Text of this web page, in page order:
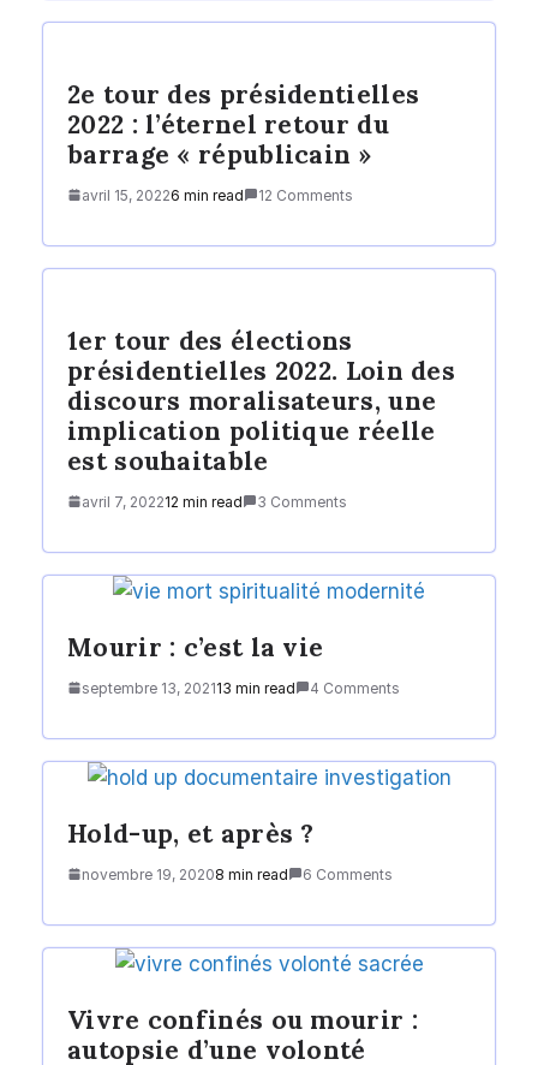
2e tour des présidentielles
2022 : l’éternel retour du
barrage « républicain »
avril 15, 20226 min read 12 Comments
1er tour des élections
présidentielles 2022. Loin des
discours moralisateurs, une
implication politique réelle
est souhaitable
avril 7, 202212 min read 3 Comments
Mourir : c’est la vie
septembre 13, 202113 min read 4 Comments
Hold-up, et après ?
novembre 19, 20208 min read 6 Comments
Vivre confinés ou mourir :
autopsie d’une volonté